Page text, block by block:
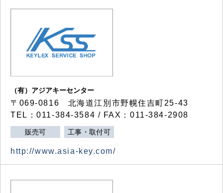
（有）アジアキーセンター
〒069-0816 北海道江別市野幌住吉町25-43
TEL：011-384-3584 / FAX：011-384-2908
販売可 工事・取付可
http://www.asia-key.com/